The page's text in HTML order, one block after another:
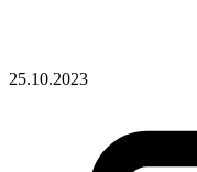
25.10.2023